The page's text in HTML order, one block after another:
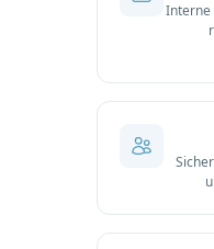
Interne